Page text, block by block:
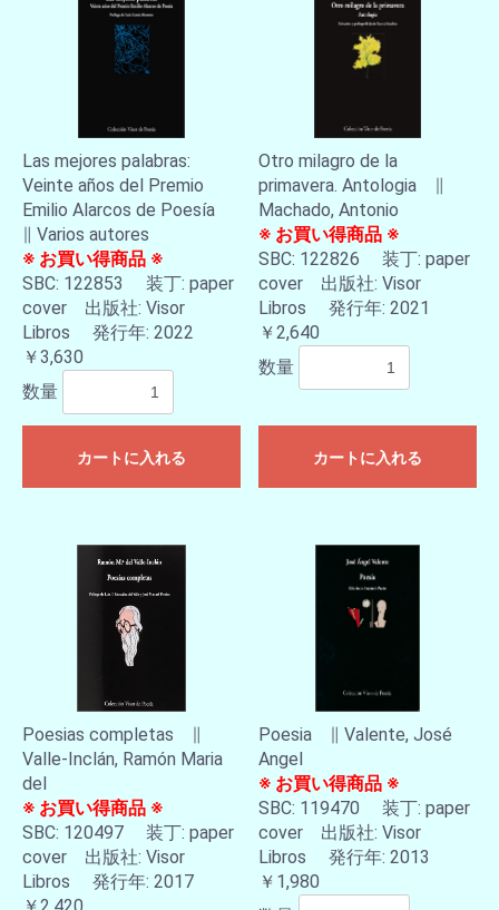
Las mejores palabras:
Veinte años del Premio
Emilio Alarcos de Poesía
∥ Varios autores
※ お買い得商品 ※
SBC: 122853 装丁: paper
cover 出版社: Visor
Libros 発行年: 2022
￥3,630
数量
カートに入れる
Otro milagro de la
primavera. Antologia ∥
Machado, Antonio
※ お買い得商品 ※
SBC: 122826 装丁: paper
cover 出版社: Visor
Libros 発行年: 2021
￥2,640
数量
カートに入れる
Poesias completas ∥
Valle-Inclán, Ramón Maria
del
※ お買い得商品 ※
SBC: 120497 装丁: paper
cover 出版社: Visor
Libros 発行年: 2017
Poesia ∥ Valente, José
Angel
※ お買い得商品 ※
SBC: 119470 装丁: paper
cover 出版社: Visor
Libros 発行年: 2013
￥1,980